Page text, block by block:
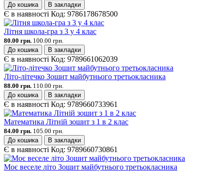
До кошика
В закладки
Є в наявності Код: 9786178678500
Літня школа-гра з 3 у 4 клас
80.00 грн. 100.00 грн.
До кошика
В закладки
Є в наявності Код: 9789661062039
Літо-літечко Зошит майбутнього третьокласника
88.00 грн. 110.00 грн.
До кошика
В закладки
Є в наявності Код: 9789660733961
Математика Літній зошит з 1 в 2 клас
84.00 грн. 105.00 грн.
До кошика
В закладки
Є в наявності Код: 9789660730861
Моє веселе літо Зошит майбутнього третьокласника